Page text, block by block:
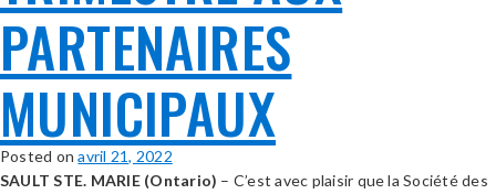
PARTENAIRES
MUNICIPAUX
Posted onavril 21, 2022
SAULT STE. MARIE (Ontario) – C’est avec plaisir que la Société des